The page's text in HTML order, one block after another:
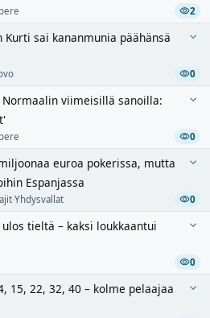
2
sai kananmunia päähänsä
0
viimeisillä sanoilla:
0
euroa pokerissa, mutta
Espanjassa
·Yhdysvallat 0
tieltä – kaksi loukkaantui
0
15, 22, 32, 40 – kolme pelaajaa